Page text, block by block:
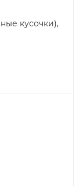
кусочки),